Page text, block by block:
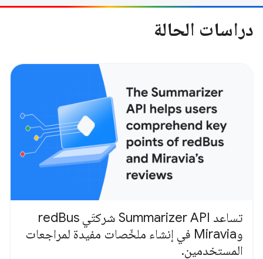
دراسات الحالة
تساعد Summarizer API شركتَي redBus
وMiravia في إنشاء ملخّصات مفيدة لمراجعات
المستخدمين.